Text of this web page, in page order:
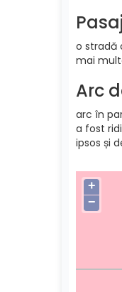
o stradă
mai
Arc
arc în
a fost
ipsos și
+
−